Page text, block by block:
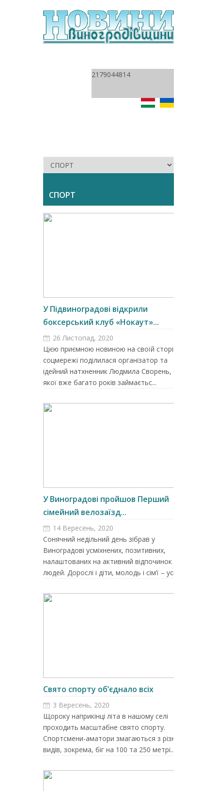
2179044814
СПОРТ
У Підвиноградові відкрили
боксерський клуб «Нокаут»...
26 Листопад, 2020
Цією приємною новиною на своїй сторінці у
соцмережі поділилася організатор та
ідейний натхненник Людмила Сворень, син
якої вже багато років займаєтьс...
У Виноградові пройшов Перший
сімейний велозаїзд...
14 Вересень, 2020
Сонячний недільний день зібрав у
Виноградові усміхнених, позитивних,
налаштованих на активний відпочинок
людей. Дорослі і діти, молодь і сім’ї – усі ...
Свято спорту об’єднало всіх
3 Вересень, 2020
Щороку наприкінці літа в нашому селі
проходить масштабне свято спорту.
Спортсмени-аматори змагаються з різних
видів, зокрема, біг на 100 та 250 метрі...